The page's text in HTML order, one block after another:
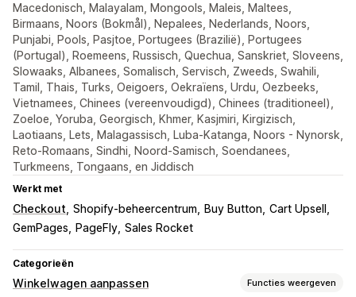
Macedonisch, Malayalam, Mongools, Maleis, Maltees,
Birmaans, Noors (Bokmål), Nepalees, Nederlands, Noors,
Punjabi, Pools, Pasjtoe, Portugees (Brazilië), Portugees
(Portugal), Roemeens, Russisch, Quechua, Sanskriet, Sloveens,
Slowaaks, Albanees, Somalisch, Servisch, Zweeds, Swahili,
Tamil, Thais, Turks, Oeigoers, Oekraïens, Urdu, Oezbeeks,
Vietnamees, Chinees (vereenvoudigd), Chinees (traditioneel),
Zoeloe, Yoruba, Georgisch, Khmer, Kasjmiri, Kirgizisch,
Laotiaans, Lets, Malagassisch, Luba-Katanga, Noors - Nynorsk,
Reto-Romaans, Sindhi, Noord-Samisch, Soendanees,
Turkmeens, Tongaans, en Jiddisch
Werkt met
Checkout Shopify-beheercentrum Buy Button Cart Upsell
GemPages
PageFly Sales Rocket
Categorieën
Winkelwagen aanpassen Functies weergeven